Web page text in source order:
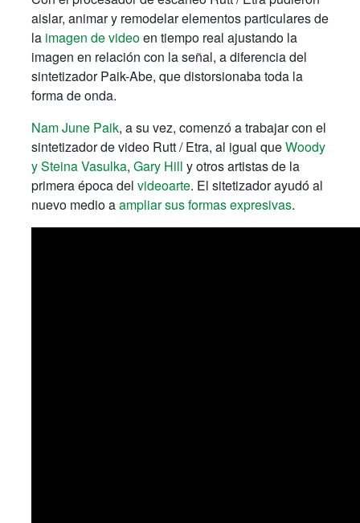
aislar, animar y remodelar elementos particulares de
la imagen de videoen tiempo real ajustando la
imagen en relación con la señal, a diferencia del
sintetizador Paik-Abe, que distorsionaba toda la
forma de onda.
Nam June Paik, a su vez, comenzó a trabajar con el
sintetizador de video Rutt / Etra, al igual queWoody
y Steina Vasulka, Gary Hill y otros artistas de la
primera época del videoarte. El sitetizador ayudó al
nuevo medio aampliar sus formas expresivas.